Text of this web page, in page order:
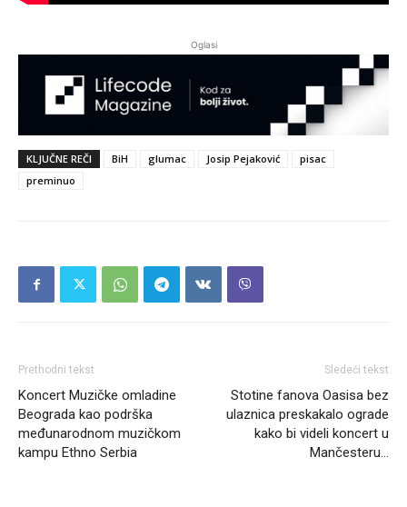
Oglasi
KLJUČNE REČI BiH glumac Josip Pejaković
pisac
preminuo
Prethodni tekst
Koncert Muzičke omladine
Beograda kao podrška
međunarodnom muzičkom
kampu Ethno Serbia
Sledeći tekst
Stotine fanova Oasisa bez
ulaznica preskakalo ograde
kako bi videli koncert u
Mančesteru…